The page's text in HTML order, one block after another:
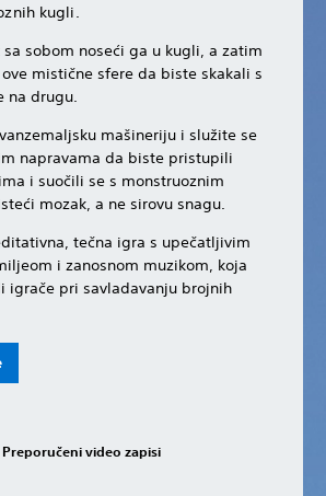
kugli.
sa sobom noseći ga u kugli, a zatim
mistične sfere da biste skakali s
na drugu.
mašineriju i služite se
napravama da biste pristupili
i suočili se s monstruoznim
mozak, a ne sirovu snagu.
tečna igra s upečatljivim
i zanosnom muzikom, koja
igrače pri savladavanju brojnih
Preporučeni video zapisi